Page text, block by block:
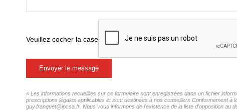
Veuillez cocher la case
Envoyer le message
« Les informations recueillies sur ce formulaire sont enregistrées dans un fichier
prescriptions légales applicables et sont destinées à nos conseillers Conformément
guy.franquet@ipcsa.fr. Nous vous informons de l'existence de la liste d'opposition au